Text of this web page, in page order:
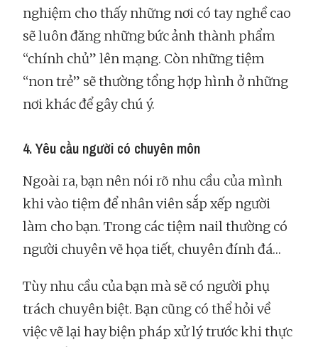
nghiệm cho thấy những nơi có tay nghề cao
sẽ luôn đăng những bức ảnh thành phẩm
“chính chủ” lên mạng. Còn những tiệm
“non trẻ” sẽ thường tổng hợp hình ở những
nơi khác để gây chú ý.
4. Yêu cầu người có chuyên môn
Ngoài ra, bạn nên nói rõ nhu cầu của mình
khi vào tiệm để nhân viên sắp xếp người
làm cho bạn. Trong các tiệm nail thường có
người chuyên vẽ họa tiết, chuyên đính đá…
Tùy nhu cầu của bạn mà sẽ có người phụ
trách chuyên biệt. Bạn cũng có thể hỏi về
việc vẽ lại hay biện pháp xử lý trước khi thực